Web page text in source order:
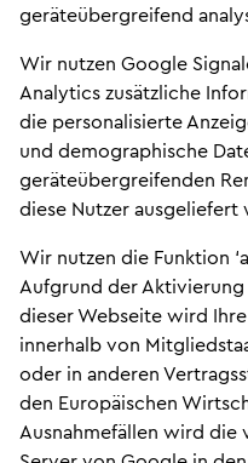
geräteübergreifend
Wir nutzen Google
Analytics zusätzliche
die personalisierte
und demographische
geräteübergreifenden
diese Nutzer ausgeliefert
Wir nutzen die Funktion
Aufgrund der
dieser Webseite wird
innerhalb von
oder in anderen
den Europäischen
Ausnahmefällen wird die